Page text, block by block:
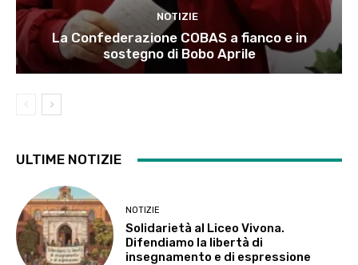
NOTIZIE
La Confederazione COBAS a fianco e in
sostegno di Bobo Aprile
ULTIME NOTIZIE
NOTIZIE
Solidarietà al Liceo Vivona.
Difendiamo la libertà di
insegnamento e di espressione